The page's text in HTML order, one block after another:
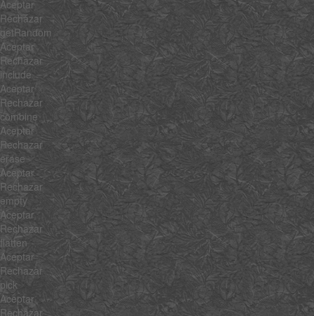
Aceptar
Rechazar
getRandom
Aceptar
Rechazar
include
Aceptar
Rechazar
combine
Aceptar
Rechazar
erase
Aceptar
Rechazar
empty
Aceptar
Rechazar
flatten
Aceptar
Rechazar
pick
Aceptar
Rechazar